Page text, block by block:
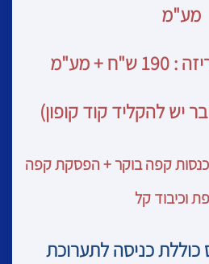
מע"מ
+ מע"מ
יש להקליד קוד קופון)
קפה בוקר + הפסקת קפה
וכיבוד קל
כניסה לתערוכת